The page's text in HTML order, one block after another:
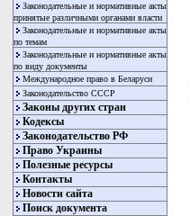
Законодательные и нормативные акты
принятые различными органами власти
Законодательные и нормативные акты
по темам
Законодательные и нормативные акты
по виду документы
Международное право в Беларуси
Законодательство СССР
Законы других стран
Кодексы
Законодательство РФ
Право Украины
Полезные ресурсы
Контакты
Новости сайта
Поиск документа